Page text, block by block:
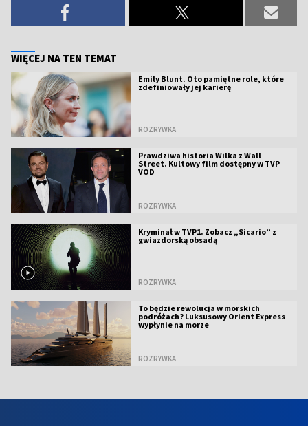
WIĘCEJ NA TEN TEMAT
Emily Blunt. Oto pamiętne role, które
zdefiniowały jej karierę
ROZRYWKA
Prawdziwa historia Wilka z Wall
Street. Kultowy film dostępny w TVP
VOD
ROZRYWKA
Kryminał w TVP1. Zobacz „Sicario” z
gwiazdorską obsadą
ROZRYWKA
To będzie rewolucja w morskich
podróżach? Luksusowy Orient Express
wypłynie na morze
ROZRYWKA